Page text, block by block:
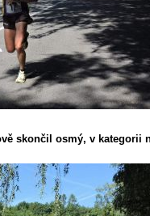
skončil osmý, v kategorii